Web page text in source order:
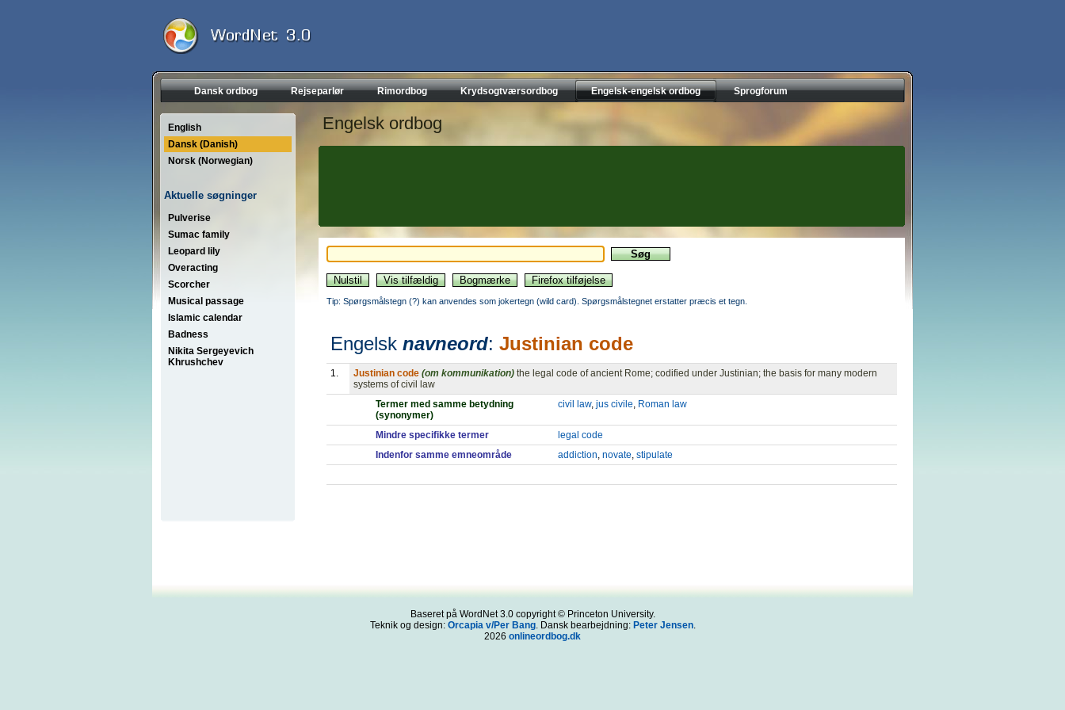
Dansk ordbog Rejseparlør Rimordbog Krydsogtværsordbog Engelsk-engelsk ordbog Sprogforum
English
Dansk (Danish)
Norsk (Norwegian)
Aktuelle søgninger
Pulverise
Sumac family
Leopard lily
Overacting
Scorcher
Musical passage
Islamic calendar
Badness
Nikita Sergeyevich
Khrushchev
Engelsk ordbog
Tip: Spørgsmålstegn (?) kan anvendes som jokertegn (wild card). Spørgsmålstegnet erstatter præcis et tegn.
Engelsk navneord: Justinian code
1. Justinian code (om kommunikation) the legal code of ancient Rome; codified under Justinian; the basis for many modern
systems of civil law
Termer med samme betydning
(synonymer)
civil law, jus civile, Roman law
Mindre specifikke termer
legal code
Indenfor samme emneområde
addiction, novate, stipulate
Baseret på WordNet 3.0 copyright © Princeton University.
Teknik og design: Orcapia v/Per Bang. Dansk bearbejdning: Peter Jensen.
2026 onlineordbog.dk